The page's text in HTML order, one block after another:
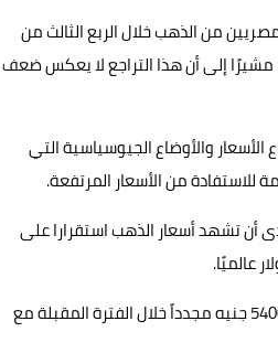
من الذهب خلال الربع الثالث من
عن نفس الفترة من العام الماضي، مشيرًا إلى أن هذا التراجع لا يعكس ضعف
والأوضاع الجيوسياسية التي
من الأسعار المرتفعة.
أن تشهد أسعار الذهب استقرارا على
وأشار إلى أن المستوى 5300 جنيه للجرام محليا يعد منطقة دعم قوية قد تمهد لاختبار مستويات 5400 جنيه مجدداً خلال الفترة المقبلة مع